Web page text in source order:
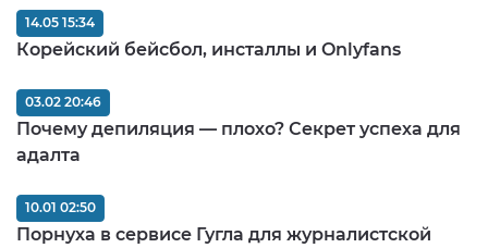
Корейский бейсбол, инсталлы и Onlyfans
14.05 15:34
Почему депиляция — плохо? Секрет успеха для
адалта
03.02 20:46
Порнуха в сервисе Гугла для журналистской
10.01 02:50